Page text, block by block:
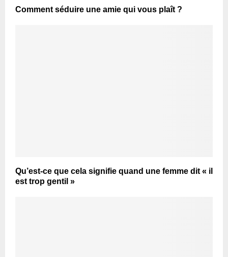
Comment séduire une amie qui vous plaît ?
Qu’est-ce que cela signifie quand une femme dit « il
est trop gentil »